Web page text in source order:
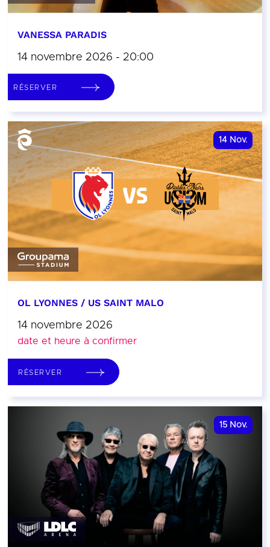
VANESSA PARADIS
14 novembre 2026 - 20:00
RÉSERVER
14 Nov.
OL LYONNES / US SAINT MALO
14 novembre 2026
date et heure à confirmer
RÉSERVER
15 Nov.